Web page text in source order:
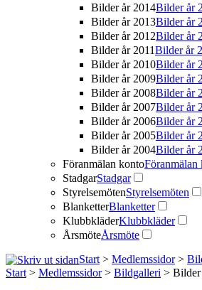
Bilder år 2014Bilder år
Bilder år 2013Bilder år
Bilder år 2012Bilder år
Bilder år 2011Bilder år
Bilder år 2010Bilder år
Bilder år 2009Bilder år
Bilder år 2008Bilder år
Bilder år 2007Bilder år
Bilder år 2006Bilder år
Bilder år 2005Bilder år
Bilder år 2004Bilder år
Föranmälan kontoFöranmälan
StadgarStadgar
StyrelsemötenStyrelsemöten
BlanketterBlanketter
KlubbkläderKlubbkläder
ÅrsmöteÅrsmöte
Start > Medlemssidor>
Start > Medlemssidor> Bildgalleri > Bilder